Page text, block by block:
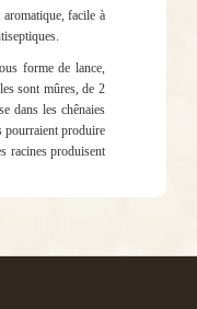
facile à
forme de lance,
sont mûres, de 2
dans les chênaies
pourraient produire
racines produisent